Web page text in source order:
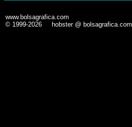
www.bolsagrafica.com
© 1999-2026 hobster @ bolsagrafica.com